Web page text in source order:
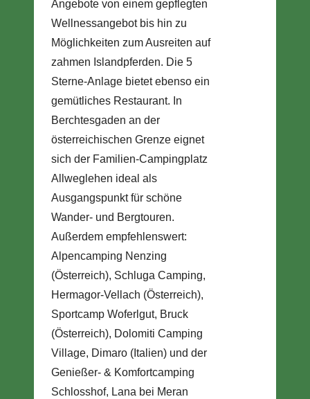
Angebote von einem gepflegten
Wellnessangebot bis hin zu
Möglichkeiten zum Ausreiten auf
zahmen Islandpferden. Die 5
Sterne-Anlage bietet ebenso ein
gemütliches Restaurant. In
Berchtesgaden an der
österreichischen Grenze eignet
sich der Familien-Campingplatz
Allweglehen ideal als
Ausgangspunkt für schöne
Wander- und Bergtouren.
Außerdem empfehlenswert:
Alpencamping Nenzing
(Österreich), Schluga Camping,
Hermagor-Vellach (Österreich),
Sportcamp Woferlgut, Bruck
(Österreich), Dolomiti Camping
Village, Dimaro (Italien) und der
Genießer- & Komfortcamping
Schlosshof, Lana bei Meran